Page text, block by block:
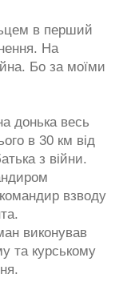
в перший
На
Бо за моїми
донька весь
в 30 км від
з війни.
взводу
виконував
та курському